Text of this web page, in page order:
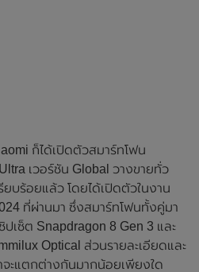
ก็ได้เปิดตัวสมาร์ทโฟน
เวอร์ชัน Global วางขายทั่ว
ยบร้อยแล้ว โดยได้เปิดตัวในงาน
ที่ผ่านมา ซึ่งสมาร์ทโฟนทั้งคู่มา
เซ็ต Snapdragon 8 Gen 3 และ
Optical ส่วนรายละเอียดและ
ะแตกต่างกันมากน้อยเพียงใด